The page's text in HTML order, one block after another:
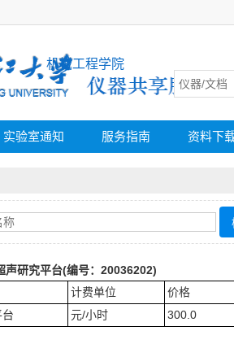
机械工程学院
实验室通知 服务指南 资料下
声研究平台(编号：20036202)
计费单位
价格
元/小时 300.0